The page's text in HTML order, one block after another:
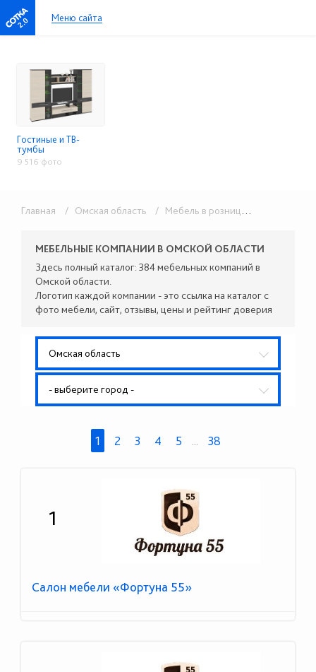
2.0 Меню сайта
Гостиные и ТВ-
тумбы
9 516 фото
Главная / Омская область / Мебель в розницу / Гостиные и
МЕБЕЛЬНЫЕ КОМПАНИИ В ОМСКОЙ ОБЛАСТИ
Здесь полный каталог: 384 мебельных компаний в
Омской области.
Логотип каждой компании - это ссылка на каталог с
фото мебели, сайт, отзывы, цены и рейтинг доверия
Омская область
- выберите город -
1 2 3 4 5 ... 38
1
Салон мебели «Фортуна 55»